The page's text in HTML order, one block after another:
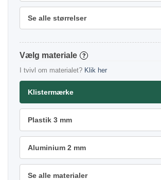
Se alle størrelser
materiale ?
I tvivl om materialet? Klik her
Klistermærke
Plastik 3 mm
Aluminium 2 mm
Se alle materialer